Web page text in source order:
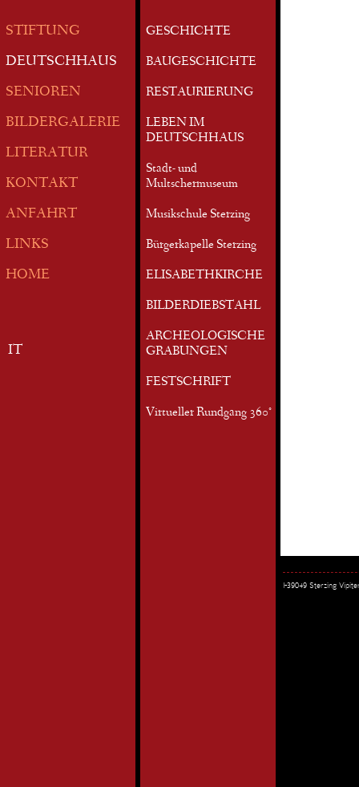
STIFTUNG
DEUTSCHHAUS
SENIOREN
BILDERGALERIE
LITERATUR
KONTAKT
ANFAHRT
LINKS
HOME
IT
GESCHICHTE
BAUGESCHICHTE
RESTAURIERUNG
LEBEN IM
DEUTSCHHAUS
Stadt- und
Multschermuseum
Musikschule Sterzing
Bürgerkapelle Sterzing
ELISABETHKIRCHE
BILDERDIEBSTAHL
ARCHEOLOGISCHE
GRABUNGEN
FESTSCHRIFT
Virtueller Rundgang 360°
I-39049 Sterzing